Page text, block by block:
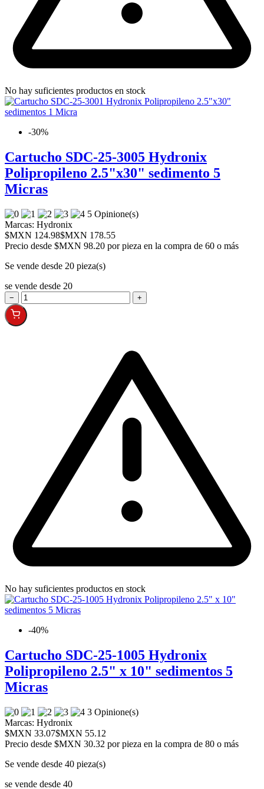
No hay suficientes productos en stock
-30%
Cartucho SDC-25-3005 Hydronix
Polipropileno 2.5"x30" sedimento 5
Micras
5 Opinione(s)
Marcas: Hydronix
$MXN 124.98$MXN 178.55
Precio desde $MXN 98.20 por pieza en la compra de 60 o más
Se vende desde 20 pieza(s)
se vende desde 20
− +
No hay suficientes productos en stock
-40%
Cartucho SDC-25-1005 Hydronix
Polipropileno 2.5" x 10" sedimentos 5
Micras
3 Opinione(s)
Marcas: Hydronix
$MXN 33.07$MXN 55.12
Precio desde $MXN 30.32 por pieza en la compra de 80 o más
Se vende desde 40 pieza(s)
se vende desde 40